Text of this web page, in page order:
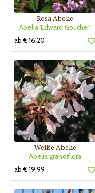
Rosa Abelie
Abelia 'Edward Goucher'
ab € 16,20
Weiße Abelie
Abelia grandiflora
ab € 19,99